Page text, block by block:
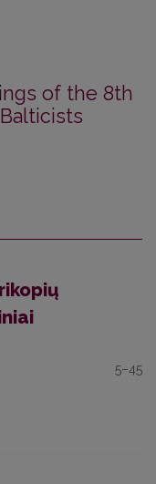
of the 8th
5–45